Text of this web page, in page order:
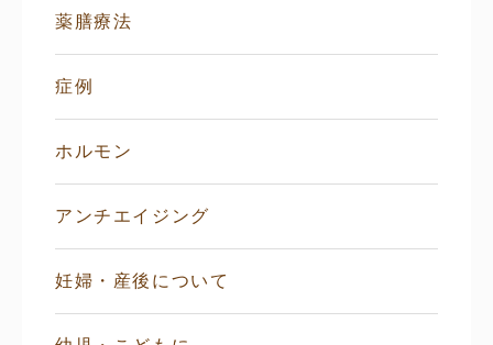
薬膳療法
症例
ホルモン
アンチエイジング
妊婦・産後について